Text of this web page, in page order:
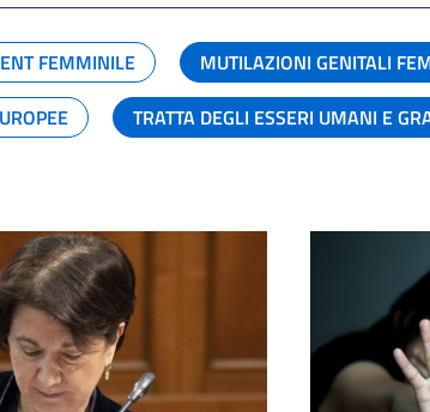
FEMMINILE
MUTILAZIONI GENITALI
TRATTA DEGLI ESSERI UMANI E